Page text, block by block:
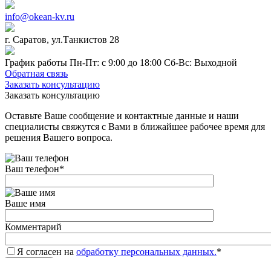
info@okean-kv.ru
г. Саратов, ул.Танкистов 28
График работы Пн-Пт: с 9:00 до 18:00 Сб-Вс: Выходной
Обратная связь
Заказать консультацию
Заказать консультацию
Оставьте Ваше сообщение и контактные данные и наши
специалисты свяжутся с Вами в ближайшее рабочее время для
решения Вашего вопроса.
Ваш телефон*
Ваше имя
Комментарий
Я согласен на обработку персональных данных.*